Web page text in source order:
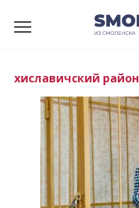
хиславичский район